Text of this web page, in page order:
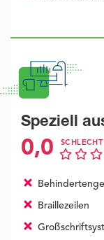
Speziell
0,0 SCHLECHT
Braillezeilen